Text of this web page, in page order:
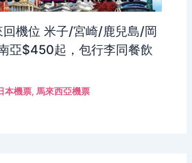
回機位 米子/宮崎/鹿兒島/岡
亞$450起，包行李同餐飲
本機票,馬來西亞機票